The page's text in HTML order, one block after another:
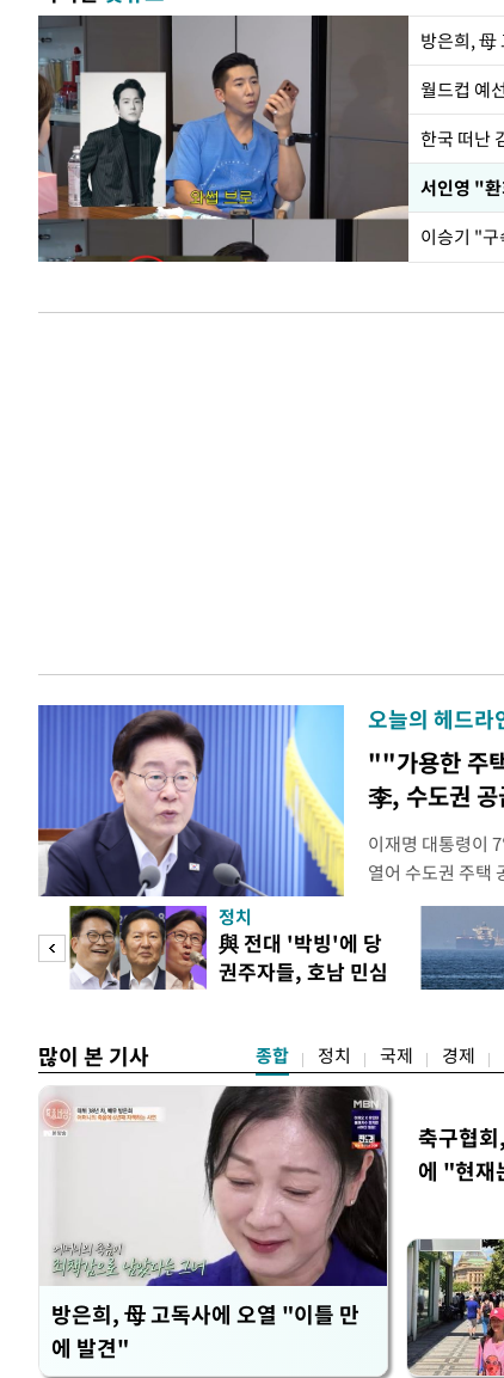
방은희, 母
월드컵 예
한국 떠난
서인영 "환
이승기 "
오늘의 헤드라
""가용한 주
李, 수도권 공
이재명 대통령이
열어 수도권 주택
령은 이날 오후 2
를 비공개로 주재
공개 회의에서 "가
라"고 지시한 지
정치
與 전대 '박빙'에 당
권주자들, 호남 민심
많이 본 기사 종합 정치 국제 경제
방은희, 母 고독사에 오열 "이틀 만
에 발견"
축구협
에 "현재